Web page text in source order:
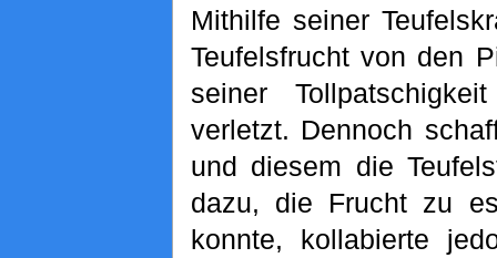
Mithilfe seiner
Teufelsfrucht von den
seiner
verletzt. Dennoch
und diesem die
dazu, die Frucht zu
konnte, kollabierte